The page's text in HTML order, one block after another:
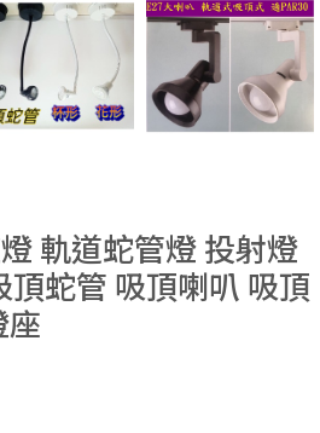
軌道蛇管燈 投射燈
頂蛇管 吸頂喇叭 吸頂
座